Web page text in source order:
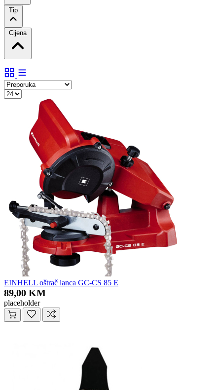
Tip
Cijena
EINHELL oštrač lanca GC-CS 85 E
89,00 KM
placeholder